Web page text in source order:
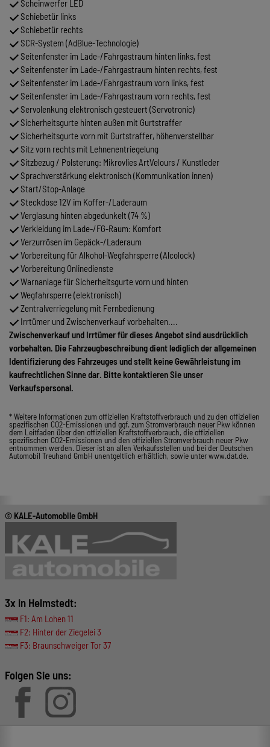
Scheinwerfer LED
Schiebetür links
Schiebetür rechts
SCR-System (AdBlue-Technologie)
Seitenfenster im Lade-/Fahrgastraum hinten links, fest
Seitenfenster im Lade-/Fahrgastraum hinten rechts, fest
Seitenfenster im Lade-/Fahrgastraum vorn links, fest
Seitenfenster im Lade-/Fahrgastraum vorn rechts, fest
Servolenkung elektronisch gesteuert (Servotronic)
Sicherheitsgurte hinten außen mit Gurtstraffer
Sicherheitsgurte vorn mit Gurtstraffer, höhenverstellbar
Sitz vorn rechts mit Lehnenentriegelung
Sitzbezug / Polsterung: Mikrovlies ArtVelours / Kunstleder
Sprachverstärkung elektronisch (Kommunikation innen)
Start/Stop-Anlage
Steckdose 12V im Koffer-/Laderaum
Verglasung hinten abgedunkelt (74 %)
Verkleidung im Lade-/FG-Raum: Komfort
Verzurrösen im Gepäck-/Laderaum
Vorbereitung für Alkohol-Wegfahrsperre (Alcolock)
Vorbereitung Onlinedienste
Warnanlage für Sicherheitsgurte vorn und hinten
Wegfahrsperre (elektronisch)
Zentralverriegelung mit Fernbedienung
Irrtümer und Zwischenverkauf vorbehalten....
Zwischenverkauf und Irrtümer für dieses Angebot sind ausdrücklich
vorbehalten. Die Fahrzeugbeschreibung dient lediglich der allgemeinen
Identifizierung des Fahrzeuges und stellt keine Gewährleistung im
kaufrechtlichen Sinne dar. Bitte kontaktieren Sie unser
Verkaufspersonal.
* Weitere Informationen zum offiziellen Kraftstoffverbrauch und zu den offiziellen
spezifischen CO2-Emissionen und ggf. zum Stromverbrauch neuer Pkw können
dem Leitfaden über den offiziellen Kraftstoffverbrauch, die offiziellen
spezifischen CO2-Emissionen und den offiziellen Stromverbrauch neuer Pkw
entnommen werden. Dieser ist an allen Verkaufsstellen und bei der Deutschen
Automobil Treuhand GmbH unentgeltlich erhältlich, sowie unter www.dat.de.
© KALE-Automobile GmbH
3x in Helmstedt:
F1: Am Lohen 11
F2: Hinter der Ziegelei 3
F3: Braunschweiger Tor 37
Folgen Sie uns: